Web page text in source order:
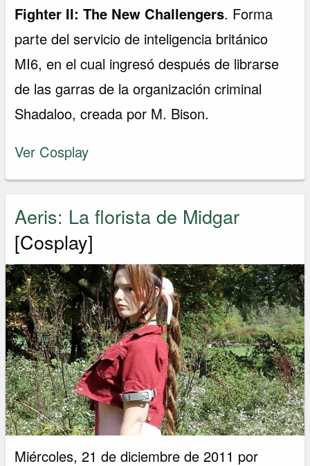
Fighter II: The New Challengers. Forma
parte del servicio de inteligencia británico
MI6, en el cual ingresó después de librarse
de las garras de la organización criminal
Shadaloo, creada por M. Bison.
Ver Cosplay
Aeris: La florista de Midgar
[Cosplay]
Miércoles, 21 de diciembre de 2011 por